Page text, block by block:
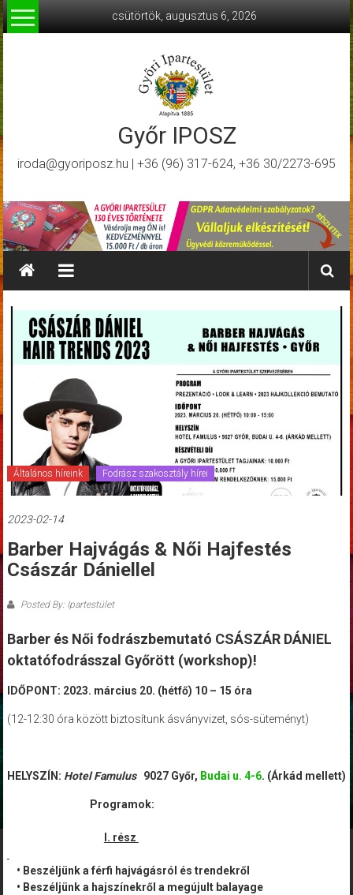
Skip
to
content
csütörtök, augusztus 6, 2026
Győr IPOSZ
iroda@gyoriposz.hu | +36 (96) 317-624, +36 30/2273-695
Általános híreink Fodrász szakosztály hírei
2023-02-14
Barber Hajvágás & Női Hajfestés
Császár Dániellel
Posted By: Ipartestület
Barber és Női fodrászbemutató CSÁSZÁR DÁNIEL
oktatófodrásszal Győrött (workshop)!
IDŐPONT: 2023. március 20. (hétfő) 10 – 15 óra
(12-12:30 óra között biztosítunk ásványvizet, sós-süteményt)
HELYSZÍN: Hotel Famulus9027 Győr, Budai u. 4-6. (Árkád mellett)
Programok:
I. rész
• Beszéljünk a férfi hajvágásról és trendekről
• Beszéljünk a hajszínekről a megújul t balayage